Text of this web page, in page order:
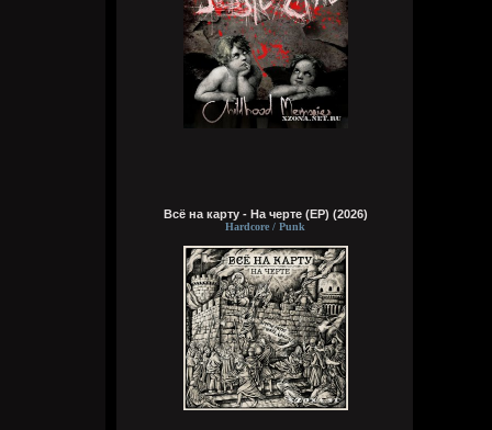
Wirtuozik
Вчера в 16:15:56
даже, ей все время 60
Кукуня
Вчера в 16:15:29
Wirtuozik
Всё на карту - На черте (ЕР) (2026)
Hardcore / Punk